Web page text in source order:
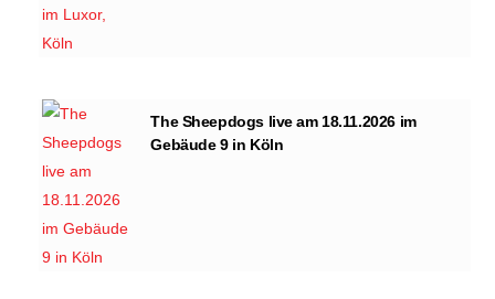
The Sheepdogs live am 18.11.2026 im
Gebäude 9 in Köln